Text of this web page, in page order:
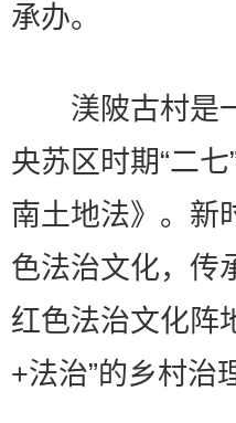
承办。
渼陂古村是一
央苏区时期“二
南土地法》。新
色法治文化，传
红色法治文化阵
+法治”的乡村治